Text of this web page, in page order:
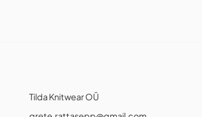
Tilda Knitwear OÜ